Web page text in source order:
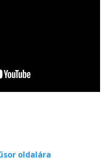
oldalára